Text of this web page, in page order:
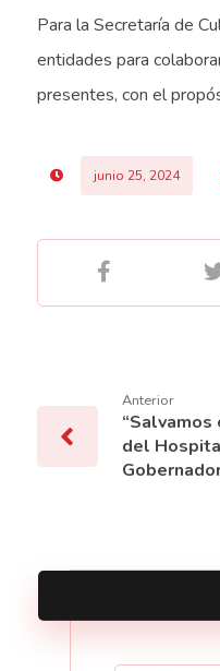
Para la Secretaría de
entidades para
presentes, con el
junio 25, 2024
Anterior
del